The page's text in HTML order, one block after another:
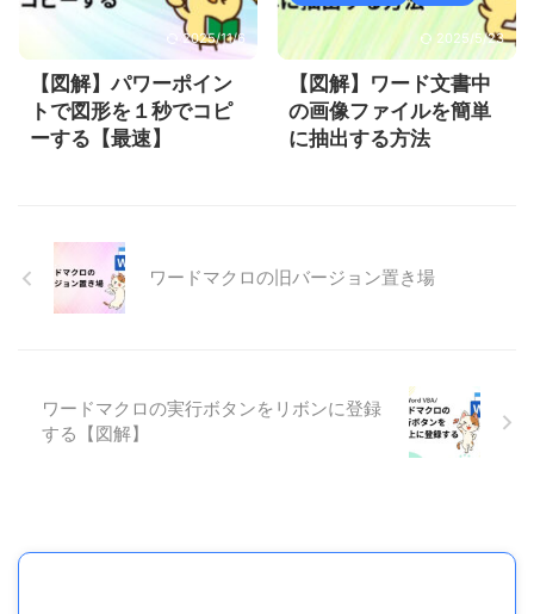
2025/11/6
【図解】パワーポイン
トで図形を１秒でコピ
ーする【最速】
2025/5/23
【図解】ワード文書中
の画像ファイルを簡単
に抽出する方法
ワードマクロの旧バージョン置き場
ワードマクロの実行ボタンをリボンに登録
する【図解】